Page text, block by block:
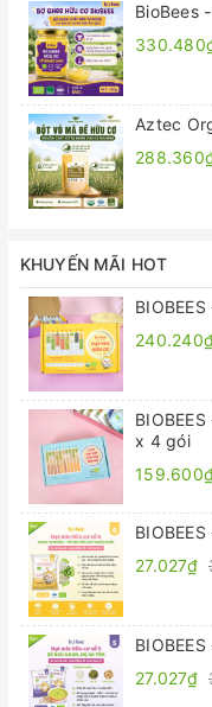
BioBees
Aztec
KHUYẾN MÃI HOT
x 4 gói
27.027₫
27.027₫